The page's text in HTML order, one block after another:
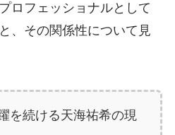
ロフェッショナルとして
、その関係性について見
を続ける天海祐希の現